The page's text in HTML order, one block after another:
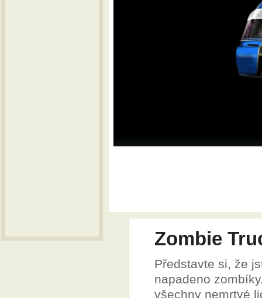
Zombie
Představte si, že
napadeno
všechny nemrtvé